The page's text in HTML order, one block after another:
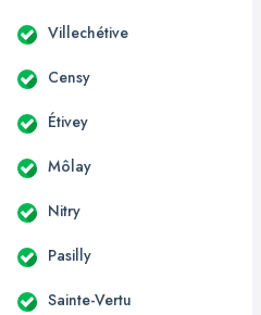
Villechétive
Censy
Étivey
Môlay
Nitry
Pasilly
Sainte-Vertu